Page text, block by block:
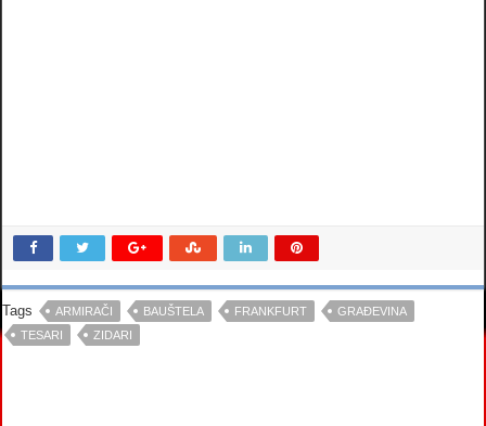
Tags ARMIRAČI BAUŠTELA FRANKFURT
GRAĐEVINA
TESARI
ZIDARI